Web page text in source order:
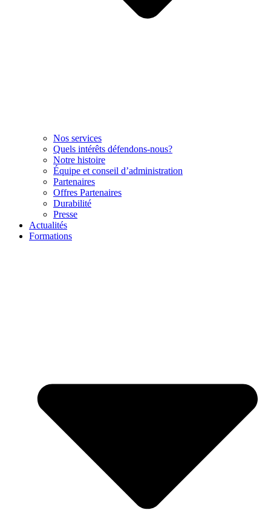
Nos services
Quels intérêts défendons-nous?
Notre histoire
Équipe et conseil d’administration
Partenaires
Offres Partenaires
Durabilité
Presse
Actualités
Formations